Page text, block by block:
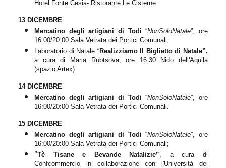
Hotel Fonte Cesia- Ristorante Le Cisterne
13 DICEMBRE
Mercatino degli artigiani di Todi “NonSoloNatale”, ore
16:00/20:00 Sala Vetrata dei Portici Comunali;
Laboratorio di Natale “RealizziamoIl Biglietto di Natale”,
a cura di Maria Rubtsova, ore 16:30 Nido dell'Aquila
(spazio Artex).
14 DICEMBRE
Mercatino degli artigiani di Todi “NonSoloNatale”, ore
16:00/20:00 Sala Vetrata dei Portici Comunali.
15 DICEMBRE
Mercatino degli artigiani di Todi “NonSoloNatale”, ore
16:00/20:00 Sala Vetrata dei Portici Comunali;
“Tè Tisane e Bevande Natalizie”
a cura di
Confcommercio in collaborazione con l'Università dei